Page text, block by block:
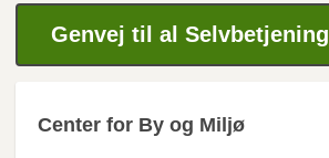
Genvej til al Selvbetjening
Center for By og Miljø